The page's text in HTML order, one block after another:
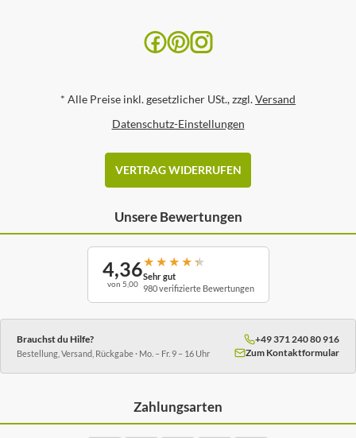
* Alle Preise inkl. gesetzlicher USt., zzgl.Versand
Datenschutz-Einstellungen
VERTRAG WIDERRUFEN
Unsere Bewertungen
4,36
von 5,00
★ ★ ★ ★ ★
Sehr gut
980 verifizierte Bewertungen
Brauchst du Hilfe?
Bestellung, Versand, Rückgabe · Mo. – Fr. 9 – 16 Uhr
+49 371 240 80 916
Zum Kontaktformular
Zahlungsarten